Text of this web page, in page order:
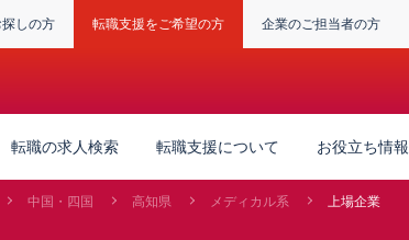
しの方 転職支援をご希望の方 企業のご担当者の方
転職の求人検索 転職支援について お役立ち情報
中国・四国 高知県 メディカル系 上場企業